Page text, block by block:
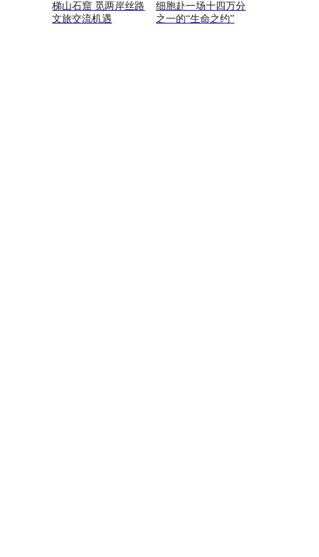
梯山石窟 觅两岸丝路
文旅交流机遇
细胞赴一场十四万分
之一的“生命之约”